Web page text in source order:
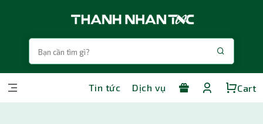
Tin tức Dịch vụ Cart